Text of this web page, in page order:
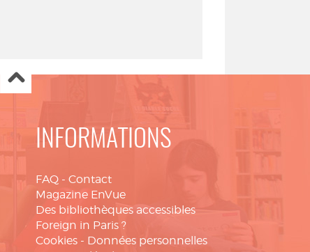
INFORMATIONS
FAQ - Contact
Magazine EnVue
Des bibliothèques accessibles
Foreign in Paris ?
Cookies - Données personnelles